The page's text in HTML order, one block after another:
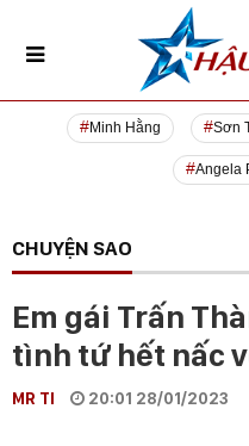
Minh Hằng Sơn
Angela
CHUYỆN SAO
Em gái Trấn
tình tứ hết nấc
MR TI 20:01 28/01/2023